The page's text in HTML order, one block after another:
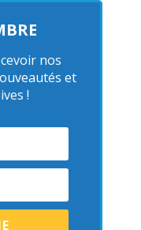
nos
et
!